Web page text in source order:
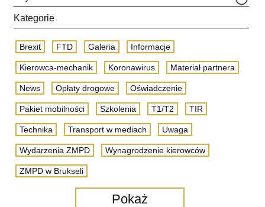
Kategorie
Brexit FTD Galeria Informacje
Kierowca-mechanik Koronawirus Materiał partnera
News Opłaty drogowe Oświadczenie
Pakiet mobilności Szkolenia T1/T2 TIR
Technika Transport w mediach Uwaga
Wydarzenia ZMPD Wynagrodzenie kierowców
ZMPD w Brukseli
Pokaż